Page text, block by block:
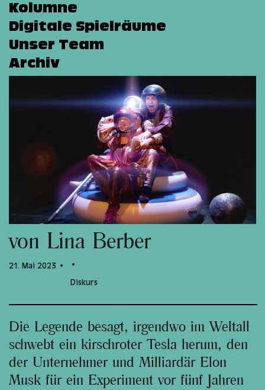
Kolumne
Digitale Spielräume
Unser Team
Archiv
von Lina Berber
21. Mai 2023 •
Diskurs
Die Legende besagt, irgendwo im Weltall
schwebt ein kirschroter Tesla herum, den
der Unternehmer und Milliardär Elon
Musk für ein Experiment vor fünf Jahren